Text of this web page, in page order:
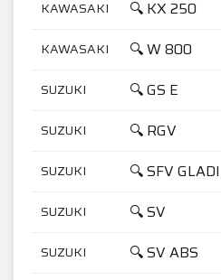
KAWASAKI 🔍 KX 250
KAWASAKI 🔍 W 800
SUZUKI 🔍 GS E
SUZUKI 🔍 RGV
SUZUKI 🔍 SFV
SUZUKI 🔍 SV
SUZUKI 🔍 SV ABS